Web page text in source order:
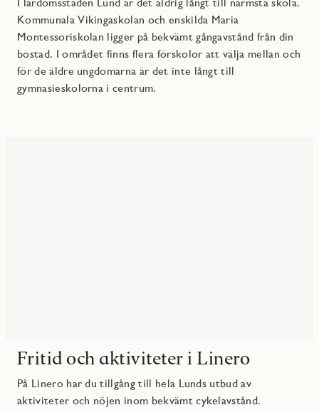
Kommunala Vikingaskolan och enskilda Maria
Montessoriskolan ligger på bekvämt gångavstånd från din
bostad. I området finns flera förskolor att välja mellan och
för de äldre ungdomarna är det inte långt till
gymnasieskolorna i centrum.
Fritid och aktiviteter i Linero
På Linero har du tillgång till hela Lunds utbud av
aktiviteter och nöjen inom bekvämt cykelavstånd.